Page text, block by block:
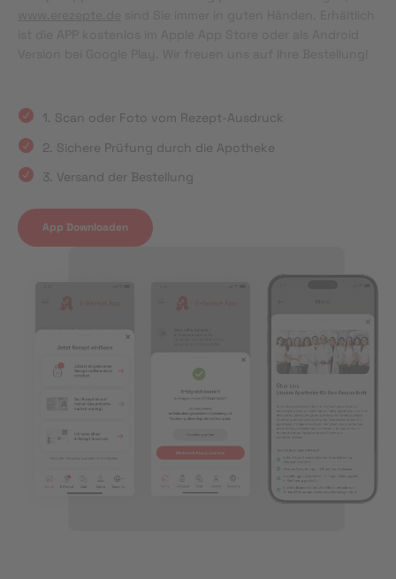
1. Scan oder Foto vom Rezept-Ausdruck
2. Sichere Prüfung durch die Apotheke
3. Versand der Bestellung
App Downloaden